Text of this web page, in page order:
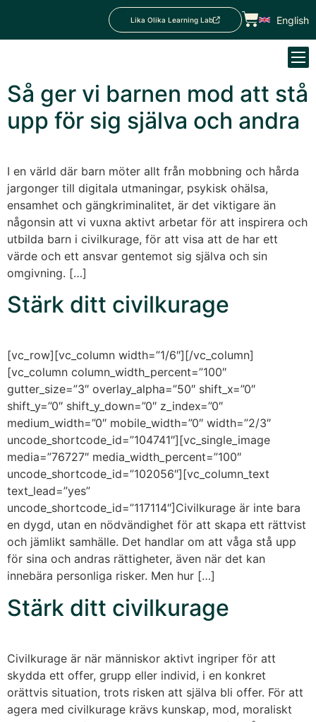
Lika Olika Learning Lab English
Så ger vi barnen mod att stå
upp för sig själva och andra
I en värld där barn möter allt från mobbning och hårda
jargonger till digitala utmaningar, psykisk ohälsa,
ensamhet och gängkriminalitet, är det viktigare än
någonsin att vi vuxna aktivt arbetar för att inspirera och
utbilda barn i civilkurage, för att visa att de har ett
värde och ett ansvar gentemot sig själva och sin
omgivning. […]
Stärk ditt civilkurage
[vc_row][vc_column width=”1/6″][/vc_column]
[vc_column column_width_percent=”100″
gutter_size=”3″ overlay_alpha=”50″ shift_x=”0″
shift_y=”0″ shift_y_down=”0″ z_index=”0″
medium_width=”0″ mobile_width=”0″ width=”2/3″
uncode_shortcode_id=”104741″][vc_single_image
media=”76727″ media_width_percent=”100″
uncode_shortcode_id=”102056″][vc_column_text
text_lead=”yes”
uncode_shortcode_id=”117114″]Civilkurage är inte bara
en dygd, utan en nödvändighet för att skapa ett rättvist
och jämlikt samhälle. Det handlar om att våga stå upp
för sina och andras rättigheter, även när det kan
innebära personliga risker. Men hur […]
Stärk ditt civilkurage
Civilkurage är när människor aktivt ingriper för att
skydda ett offer, grupp eller individ, i en konkret
orättvis situation, trots risken att själva bli offer. För att
agera med civilkurage krävs kunskap, mod, moraliskt